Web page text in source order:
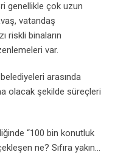
genellikle çok uzun
vatandaş
riskli binaların
var.
arasında
olacak şekilde süreçleri
“100 bin konutluk
ne? Sıfıra yakın…